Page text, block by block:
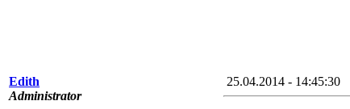
Edith
Administrator
25.04.2014 - 14:45:30